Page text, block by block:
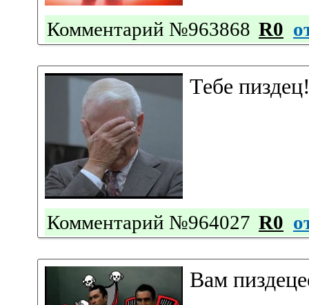
Комментарий №963868 R0
Тебе
Комментарий №964027 R0
Вам